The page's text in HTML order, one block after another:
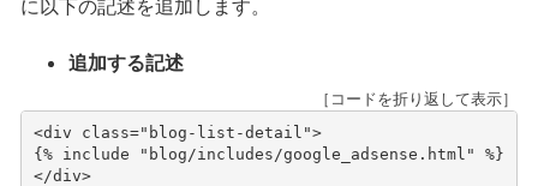
に以下の記述を追加します。
追加する記述
［コードを折り返して表示］
<div class="blog-list-detail">
</div>